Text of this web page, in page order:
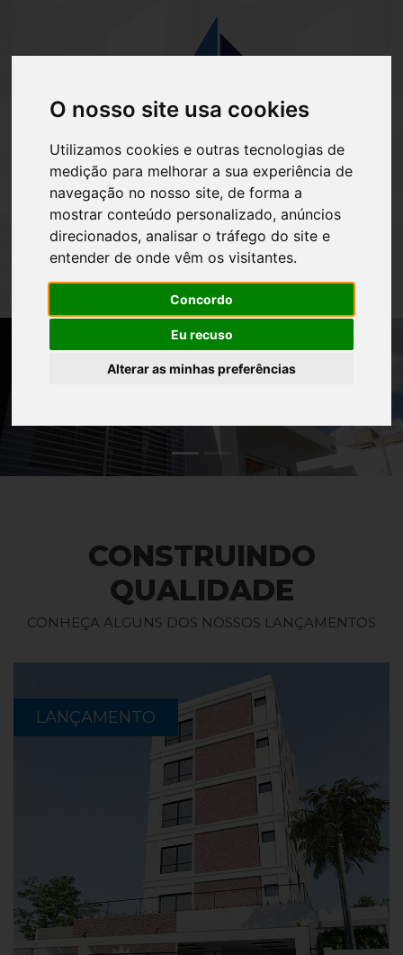
O nosso site usa cookies
Utilizamos cookies e outras tecnologias de
medição para melhorar a sua experiência de
navegação no nosso site, de forma a
mostrar conteúdo personalizado, anúncios
direcionados, analisar o tráfego do site e
entender de onde vêm os visitantes.
Concordo
Eu recuso
Alterar as minhas preferências
(41) 3032-3040
CONSTRUINDO
QUALIDADE
CONHEÇA ALGUNS DOS NOSSOS LANÇAMENTOS
LANÇAMENTO